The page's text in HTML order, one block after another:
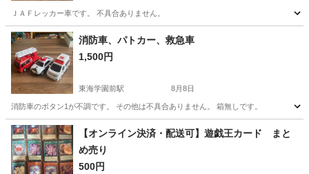
ＪＡＦレッカー車です。 不具合ありません。
熊本 熊本市 東海学園前駅 ミニカー
消防車、パトカー、救急車
1,500円
東海学園前駅 8月8日
消防車のボタン1が不調です。 その他は不具合ありません。 箱無しです。
熊本 熊本市 東海学園前駅 ミニカー
【オンライン決済・配送可】遊戯王カード まと
め売り
500円